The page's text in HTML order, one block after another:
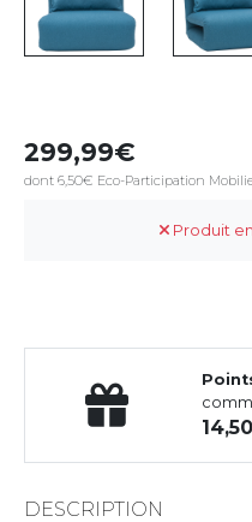
299,99
dont 6,50€ Eco-Participation
Produit
DESCRIPTION